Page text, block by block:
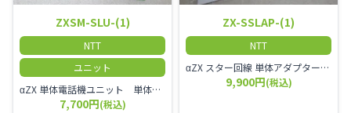
ZXSM-SLU-(1)
NTT
ユニット
αZX 単体電話機ユニット 単体電話機、複合機、ドアホン等、 2台分収容可能にするユニット
7,700円(税込)
ZX-SSLAP-(1)
NTT
αZX スター回線 単体アダプター 受付電話機、ドアホン、FAX等を1台収容できる装置です。
9,900円(税込)